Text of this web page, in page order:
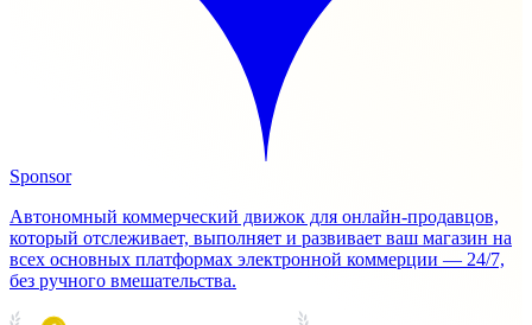
Sponsor
Автономный коммерческий движок для онлайн-продавцов,
который отслеживает, выполняет и развивает ваш магазин на
всех основных платформах электронной коммерции — 24/7,
без ручного вмешательства.